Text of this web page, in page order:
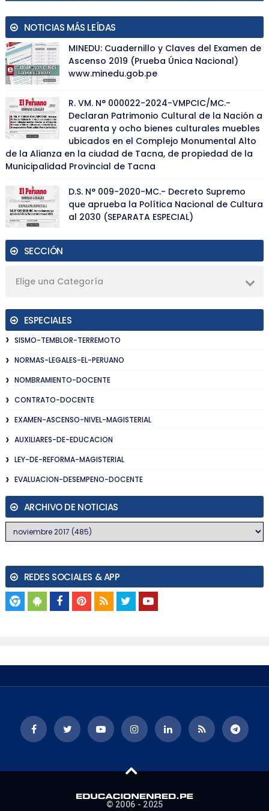
NOTICIAS MÁS LEÍDAS
MINEDU: Cuadernillo y Claves del Examen de
Ascenso 2019 (Prueba Única Nacional)
www.minedu.gob.pe
R. VM. N° 000022-2024-VMPCIC/MC.-
Declaran Patrimonio Cultural de la Nación a
cuarenta y ocho bienes culturales muebles
ubicados en el Complejo Monumental Alto
de la Alianza en la ciudad de Tacna, de propiedad de la
Municipalidad Provincial de Tacna
D.S. N° 009-2020-MC.- Decreto Supremo
que aprueba la Política Nacional de Cultura
al 2030 (SEPARATA ESPECIAL)
SECCIÓN
Elige una Categoría
ESPECIALES
SISMO-TEMBLOR-TERREMOTO
NORMAS-LEGALES-EL-PERUANO
NOMBRAMIENTO-DOCENTE
CONTRATO-DOCENTE
EXAMEN-ASCENSO-NIVEL-MAGISTERIAL
AUXILIARES-DE-EDUCACION
LEY-DE-REFORMA-MAGISTERIAL
EVALUACION-DESEMPENO-DOCENTE
ARCHIVO DE NOTICIAS
REDES SOCIALES & APP
© 2006 - 2025